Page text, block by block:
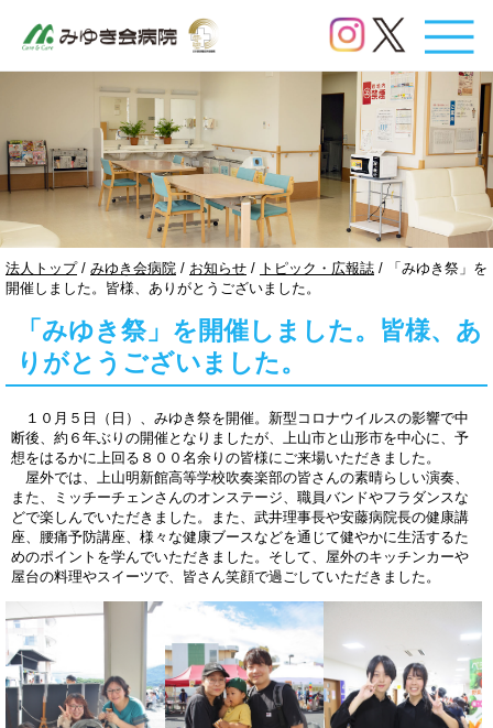
現
在
法人トップ/ みゆき会病院 / お知らせ / トピック・広報誌 /
「みゆき祭」を
開催しました。皆様、ありがとうございました。
「みゆき祭」を開催しました。皆様、あ
りがとうございました。
１０月５日（日）、みゆき祭を開催。新型コロナウイルスの影響で中
断後、約６年ぶりの開催となりましたが、上山市と山形市を中心に、予
想をはるかに上回る８００名余りの皆様にご来場いただきました。
屋外では、上山明新館高等学校吹奏楽部の皆さんの素晴らしい演奏、
また、ミッチーチェンさんのオンステージ、職員バンドやフラダンスな
どで楽しんでいただきました。また、武井理事長や安藤病院長の健康講
座、腰痛予防講座、様々な健康ブースなどを通じて健やかに生活するた
めのポイントを学んでいただきました。そして、屋外のキッチンカーや
屋台の料理やスイーツで、皆さん笑顔で過ごしていただきました。